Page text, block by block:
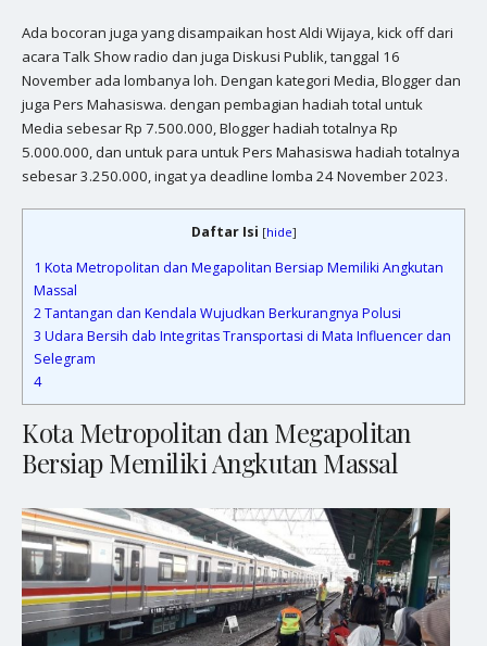
Ada bocoran juga yang disampaikan host Aldi Wijaya, kick off dari
acara Talk Show radio dan juga Diskusi Publik, tanggal 16
November ada lombanya loh. Dengan kategori Media, Blogger dan
juga Pers Mahasiswa. dengan pembagian hadiah total untuk
Media sebesar Rp 7.500.000, Blogger hadiah totalnya Rp
5.000.000, dan untuk para untuk Pers Mahasiswa hadiah totalnya
sebesar 3.250.000, ingat ya deadline lomba 24 November 2023.
Daftar Isi [hide]
1 Kota Metropolitan dan Megapolitan Bersiap Memiliki Angkutan
Massal
2Tantangan dan Kendala Wujudkan Berkurangnya Polusi
3 Udara Bersih dab Integritas Transportasi di Mata Influencer dan
Selegram
4
Kota Metropolitan dan Megapolitan
Bersiap Memiliki Angkutan Massal